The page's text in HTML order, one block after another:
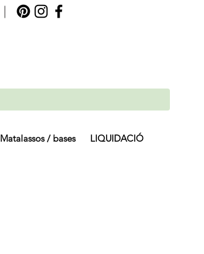
Matalassos / bases LIQUIDACIÓ